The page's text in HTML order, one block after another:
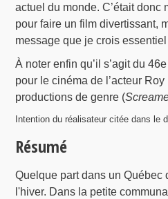
actuel du monde. C’était donc
pour faire un film divertissant,
message que je crois essentiel
À noter enfin qu’il s’agit du
pour le cinéma de l’acteur
productions de genre (
Intention du réalisateur citée dans le
Résumé
Quelque part dans un Québec
l'hiver. Dans la petite